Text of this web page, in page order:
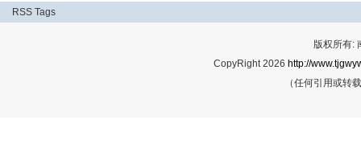
RSS Tags
版权所有:
CopyRight 2026 http://
（任何引用或转